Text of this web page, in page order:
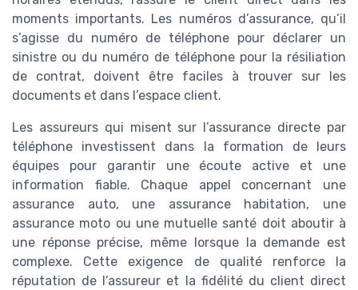
moments importants. Les numéros d’assurance, qu’il
s’agisse du numéro de téléphone pour déclarer un
sinistre ou du numéro de téléphone pour la résiliation
de contrat, doivent être faciles à trouver sur les
documents et dans l’espace client.
Les assureurs qui misent sur l’assurance directe par
téléphone investissent dans la formation de leurs
équipes pour garantir une écoute active et une
information fiable. Chaque appel concernant une
assurance auto, une assurance habitation, une
assurance moto ou une mutuelle santé doit aboutir à
une réponse précise, même lorsque la demande est
complexe. Cette exigence de qualité renforce la
réputation de l’assureur et la fidélité du client direct